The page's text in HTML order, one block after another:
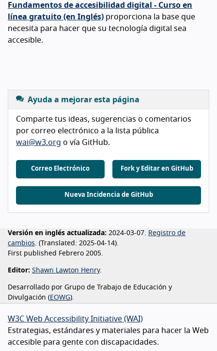
Fundamentos de accesibilidad digital - Curso en
línea gratuito (en Inglés) proporciona la base que
necesita para hacer que su tecnología digital sea
accesible.
Ayuda a mejorar esta página
Comparte tus ideas, sugerencias o comentarios
por correo electrónico a la lista pública
wai@w3.org o vía GitHub.
Correo Electrónico Fork y Editar en GitHub
Nueva Incidencia de GitHub
Versión en inglés actualizada: 2024-03-07. Registro de
cambios. ( Translated: 2025-04-14).
First published Febrero 2005.
Editor: Shawn Lawton Henry.
Desarrollado por Grupo de Trabajo de Educación y
Divulgación ( EOWG).
W3C Web Accessibility Initiative (WAI)
Estrategias, estándares y materiales para hacer la Web
accesible para gente con discapacidades.